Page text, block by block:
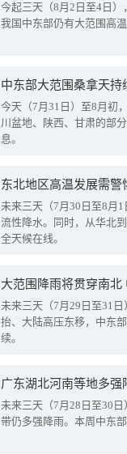
今起三天（8月2日至4日
我国中东部仍有大范围高
中东部大范围桑拿天
今天（7月31日）至8月初
川盆地、陕西、甘肃的部
息。
东北地区高温发展需
未来三天（7月30日至8月
流性降水。同时，从华北
全天候在线。
大范围降雨将贯穿南
未来三天（7月29日至31
抬、大陆高压东移，中东
续。
广东湖北河南等地多
未来三天（7月28日至30
带仍多强降雨。本周中东